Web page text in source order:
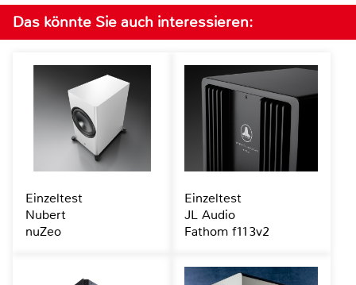
Das könnte Sie auch interessieren:
Einzeltest
Nubert
nuZeo
Einzeltest
JL Audio
Fathom f113v2